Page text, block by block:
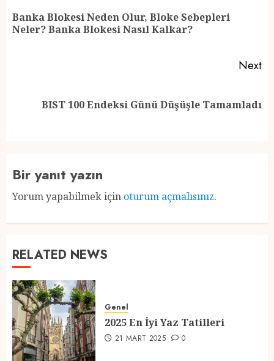
navigation
Banka Blokesi Neden Olur, Bloke Sebepleri
Neler? Banka Blokesi Nasıl Kalkar?
Next
BIST 100 Endeksi Günü Düşüşle Tamamladı
Bir yanıt yazın
Yorum yapabilmek için oturum açmalısınız.
RELATED NEWS
Genel
2025 En İyi Yaz Tatilleri
21 MART 2025 0